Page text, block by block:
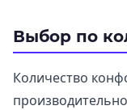
Выбор по
Количество